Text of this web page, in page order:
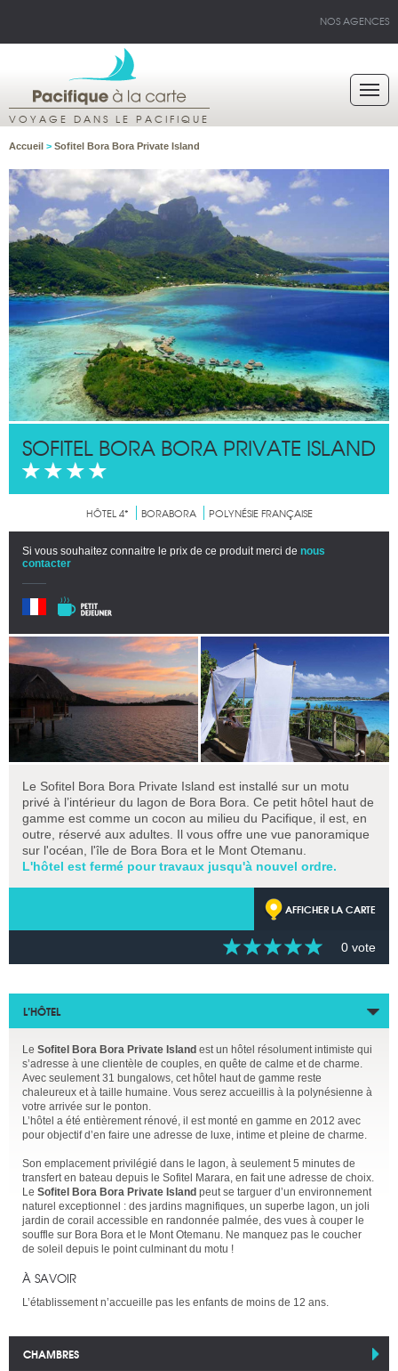
NOS AGENCES
VOYAGE DANS LE PACIFIQUE
Accueil > Sofitel Bora Bora Private Island
SOFITEL BORA BORA PRIVATE ISLAND
HÔTEL 4* BORABORA POLYNÉSIE FRANÇAISE
Si vous souhaitez connaitre le prix de ce produit merci de nous
contacter
Le Sofitel Bora Bora Private Island est installé sur un motu
privé à l’intérieur du lagon de Bora Bora. Ce petit hôtel haut de
gamme est comme un cocon au milieu du Pacifique, il est, en
outre, réservé aux adultes. Il vous offre une vue panoramique
sur l'océan, l'île de Bora Bora et le Mont Otemanu.
L'hôtel est fermé pour travaux jusqu'à nouvel ordre.
AFFICHER LA CARTE
0 vote
L’HÔTEL
Le Sofitel Bora Bora Private Island est un hôtel résolument intimiste qui
s’adresse à une clientèle de couples, en quête de calme et de charme.
Avec seulement 31 bungalows, cet hôtel haut de gamme reste
chaleureux et à taille humaine. Vous serez accueillis à la polynésienne à
votre arrivée sur le ponton.
L’hôtel a été entièrement rénové, il est monté en gamme en 2012 avec
pour objectif d’en faire une adresse de luxe, intime et pleine de charme.
Son emplacement privilégié dans le lagon, à seulement 5 minutes de
transfert en bateau depuis le Sofitel Marara, en fait une adresse de choix.
Le Sofitel Bora Bora Private Island peut se targuer d’un environnement
naturel exceptionnel : des jardins magnifiques, un superbe lagon, un joli
jardin de corail accessible en randonnée palmée, des vues à couper le
souffle sur Bora Bora et le Mont Otemanu. Ne manquez pas le coucher
de soleil depuis le point culminant du motu !
À SAVOIR
L’établissement n’accueille pas les enfants de moins de 12 ans.
CHAMBRES